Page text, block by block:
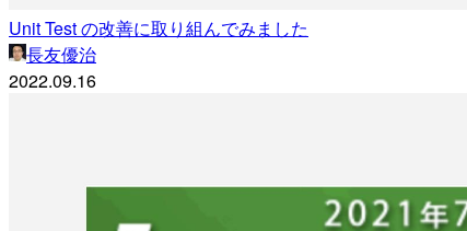
Unit Test の改善に取り組んでみました
長友優治
2022.09.16